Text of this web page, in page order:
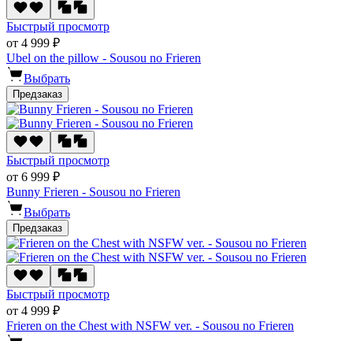
Быстрый просмотр
от 4 999 ₽
Ubel on the pillow - Sousou no Frieren
Выбрать
Предзаказ
Быстрый просмотр
от 6 999 ₽
Bunny Frieren - Sousou no Frieren
Выбрать
Предзаказ
Быстрый просмотр
от 4 999 ₽
Frieren on the Chest with NSFW ver. - Sousou no Frieren